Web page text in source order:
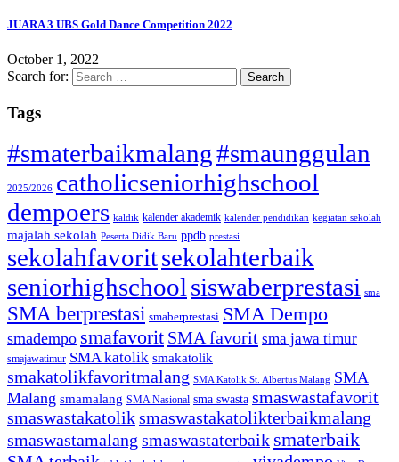
JUARA 3 UBS Gold Dance Competition 2022
October 1, 2022
Search for:
Tags
#smaterbaikmalang#smaunggulan
2025/2026 catholicseniorhighschool
dempoers kaldik kalender akademik kalender pendidikan kegiatan sekolah
majalah sekolah Peserta Didik Baru ppdb prestasi
sekolahfavoritsekolahterbaik
seniorhighschool siswaberprestasi sma
SMA berprestasi smaberprestasi SMA Dempo
smadempo smafavorit SMA favorit sma jawa timur
smajawatimur SMA katolik smakatolik
smakatolikfavoritmalang SMA Katolik St. Albertus Malang SMA
Malang smamalang SMA Nasional sma swasta smaswastafavorit
smaswastakatoliksmaswastakatolikterbaikmalang
smaswastamalang smaswastaterbaik smaterbaik